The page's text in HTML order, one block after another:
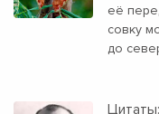
её
совку
до